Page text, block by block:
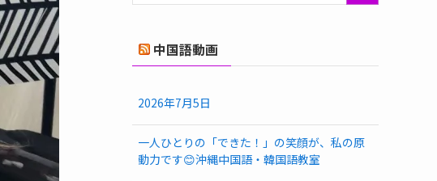
中国語動画
2026年7月5日
一人ひとりの「できた！」の笑顔が、私の原
動力です😊沖縄中国語・韓国語教室